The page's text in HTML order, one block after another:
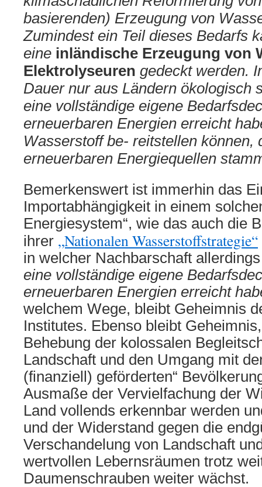
basierenden) Erzeugung von
Zumindest ein Teil dieses Bedarfs
eine inländische Erzeugung von
Elektrolyseuren gedeckt werden.
Dauer nur aus Ländern ökologisch
eine vollständige eigene
erneuerbaren Energien erreicht
Wasserstoff be- reitstellen können,
erneuerbaren Energiequellen
Bemerkenswert ist immerhin das
Importabhängigkeit in einem
Energiesystem“, wie das auch die
ihrer „Nationalen Wasserstoffstrategie“
in welcher Nachbarschaft
eine vollständige eigene
erneuerbaren Energien erreicht
welchem Wege, bleibt Geheimnis
Institutes. Ebenso bleibt
Behebung der kolossalen
Landschaft und den Umgang mit
(finanziell) geförderten“
Ausmaße der Vervielfachung der
Land vollends erkennbar werden
und der Widerstand gegen die
Verschandelung von Landschaft
wertvollen Lebernsräumen trotz
Daumenschrauben weiter wächst.